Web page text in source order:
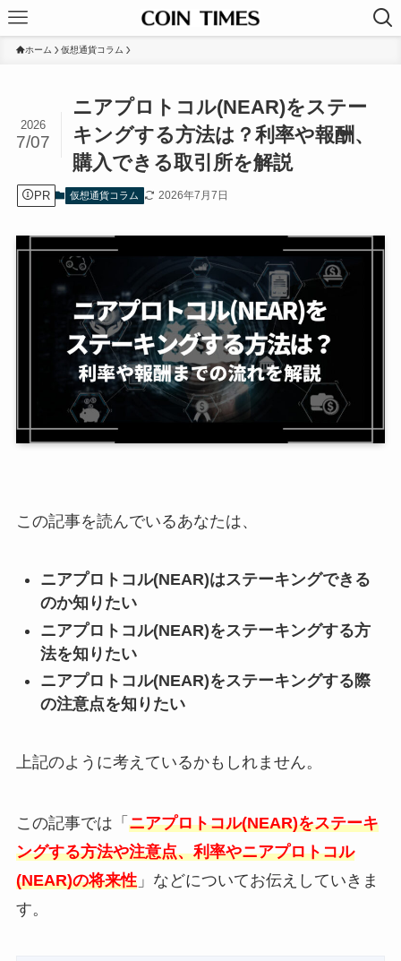
ホーム 仮想通貨コラム
ニアプロトコル(NEAR)をステー
キングする方法は？利率や報酬、
購入できる取引所を解説
2026
7/07
PR 仮想通貨コラム 2026年7月7日
この記事を読んでいるあなたは、
ニアプロトコル(NEAR)はステーキングできる
のか知りたい
ニアプロトコル(NEAR)をステーキングする方
法を知りたい
ニアプロトコル(NEAR)をステーキングする際
の注意点を知りたい
上記のように考えているかもしれません。
この記事では「 ニアプロトコル(NEAR)をステーキ
ングする方法や注意点、利率やニアプロトコル
(NEAR)の将来性」などについてお伝えしていきま
す。